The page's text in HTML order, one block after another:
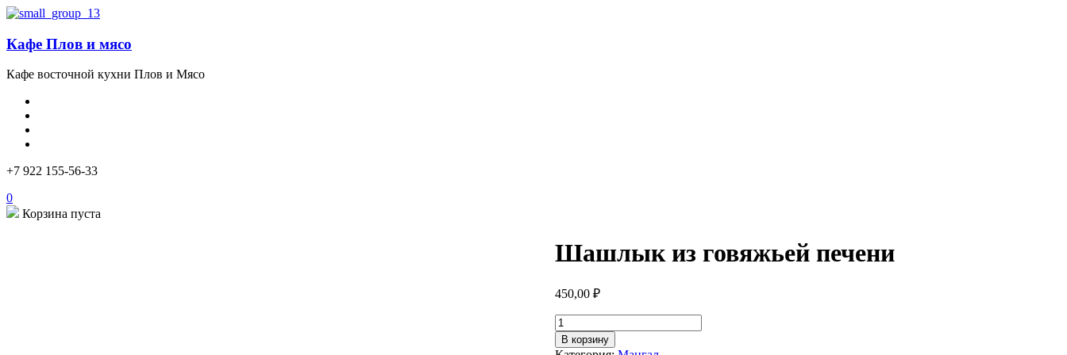
Кафе Плов и мясо
Кафе восточной кухни Плов и Мясо
+7 922 155-56-33
0
Корзина пуста
Шашлык из говяжьей печени
450,00 ₽
Количество
товара
Шашлык
В корзину